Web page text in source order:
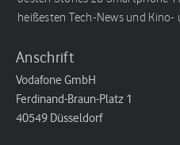
heißesten Tech-News und Kino-
Anschrift
Vodafone GmbH
Ferdinand-Braun-Platz 1
40549 Düsseldorf